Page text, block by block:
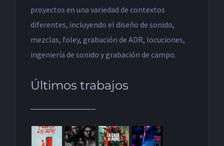
proyectos en una variedad de contextos
diferentes, incluyendo el diseño de sonido,
mezclas, foley, grabación de ADR, locuciones,
ingeniería de sonido y grabación de campo.
Últimos trabajos